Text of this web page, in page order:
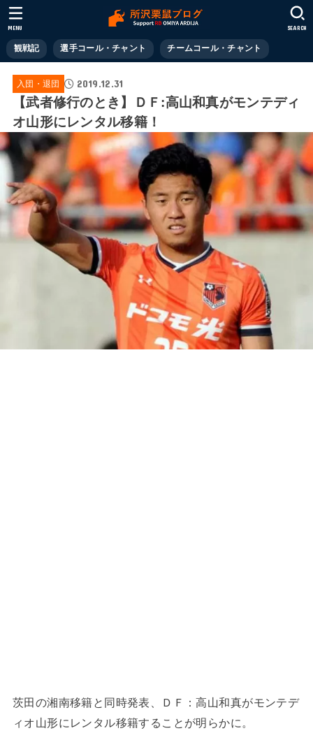
観戦記 選手コール・チャント チームコール・チャント
SEARCH
MENU
入団・退団 2019.12.31
【武者修行のとき】ＤＦ:高山和真がモンテディ
オ山形にレンタル移籍！
茨田の湘南移籍と同時発表、ＤＦ：高山和真がモンテデ
ィオ山形にレンタル移籍することが明らかに。